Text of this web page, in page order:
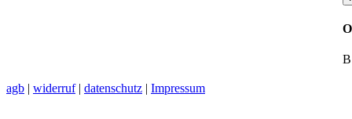
В
agb | widerruf| datenschutz | Impressum